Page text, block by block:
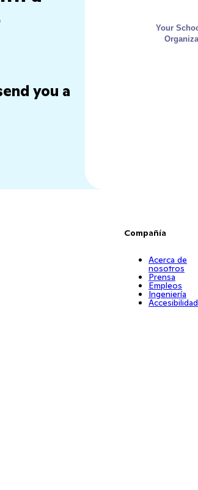
you a
Compañía
Acerca de
nosotros
Prensa
Empleos
Ingeniería
Accesibilidad